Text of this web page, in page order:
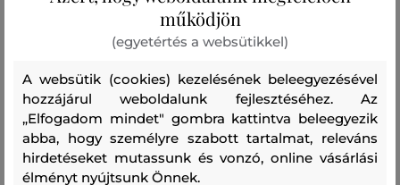
A méret egy kicsit kisebb, mint
A méret megegyezik az általam
szokásosan viselt mérettel
1
A méret egy kicsit nagyobb, mint
amit általában viselek
0
működjön
(egyetértés a websütikkel)
A websütik (cookies) kezelésének beleegyezésével
hozzájárul weboldalunk fejlesztéséhez. Az
„Elfogadom mindet" gombra kattintva beleegyezik
abba, hogy személyre szabott tartalmat, releváns
hirdetéseket mutassunk és vonzó, online vásárlási
élményt nyújtsunk Önnek.